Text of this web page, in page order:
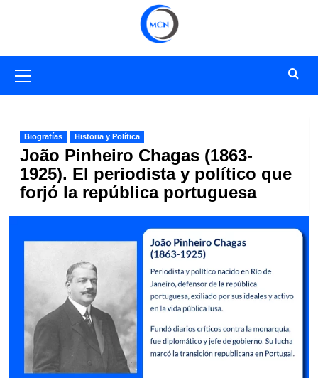
primario
Biografías Historia y Política
João Pinheiro Chagas (1863-
1925). El periodista y político que
forjó la república portuguesa